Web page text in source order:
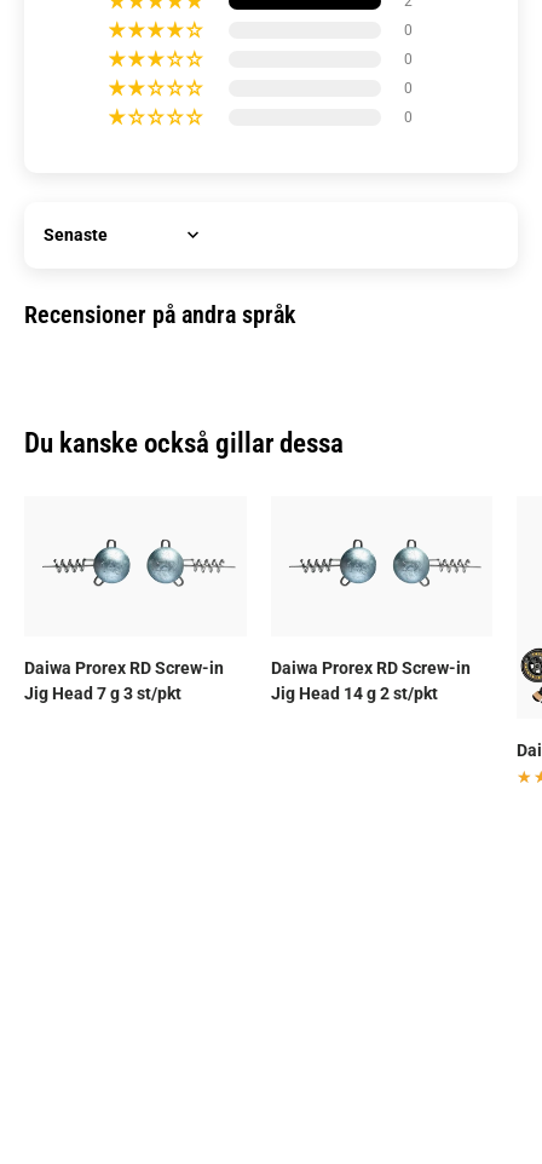
0
0
0
0
Sort by
Recensioner på andra språk
Du kanske också gillar dessa
Daiwa Prorex RD Screw-in
Jig Head 7 g 3 st/pkt
Daiwa Prorex RD Screw-in
Jig Head 14 g 2 st/pkt